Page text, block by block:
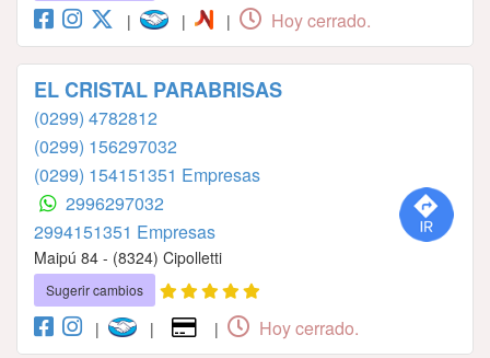
| | | Hoy cerrado.
EL CRISTAL PARABRISAS
(0299) 4782812
(0299) 156297032
(0299) 154151351 Empresas
2996297032
2994151351 Empresas
Maipú 84 - (8324) Cipolletti
Sugerir cambios
| | | Hoy cerrado.